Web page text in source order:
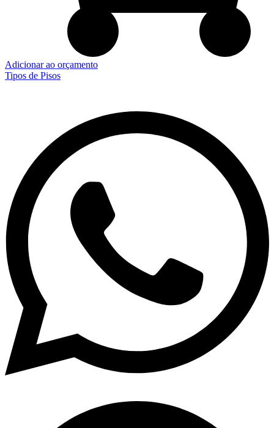
Adicionar ao orçamento
Tipos de Pisos